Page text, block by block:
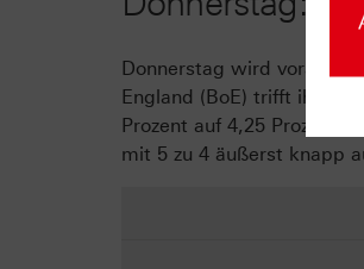
Donnerstag wird
England (BoE) trifft ihre
Prozent auf 4,25 Prozent.
mit 5 zu 4 äußerst knapp